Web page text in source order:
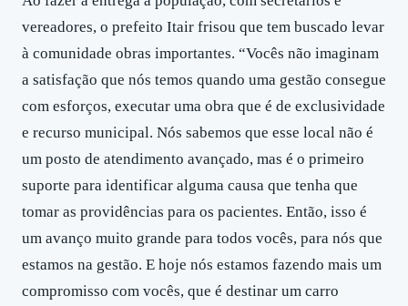
vereadores, o prefeito Itair frisou que tem buscado levar
à comunidade obras importantes. “Vocês não imaginam
a satisfação que nós temos quando uma gestão consegue
com esforços, executar uma obra que é de exclusividade
e recurso municipal. Nós sabemos que esse local não é
um posto de atendimento avançado, mas é o primeiro
suporte para identificar alguma causa que tenha que
tomar as providências para os pacientes. Então, isso é
um avanço muito grande para todos vocês, para nós que
estamos na gestão. E hoje nós estamos fazendo mais um
compromisso com vocês, que é destinar um carro